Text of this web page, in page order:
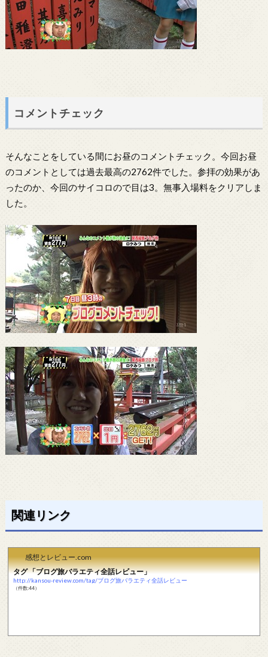
コメントチェック
そんなことをしている間にお昼のコメントチェック。今回お昼
のコメントとしては過去最高の2762件でした。参拝の効果があ
ったのか、今回のサイコロので目は3。無事入場料をクリアしま
した。
関連リンク
感想とレビュー.com
タグ 「ブログ旅バラエティ全話レビュー」
http://kansou-review.com/tag/ブログ旅バラエティ全話レビュー
（件数:44）